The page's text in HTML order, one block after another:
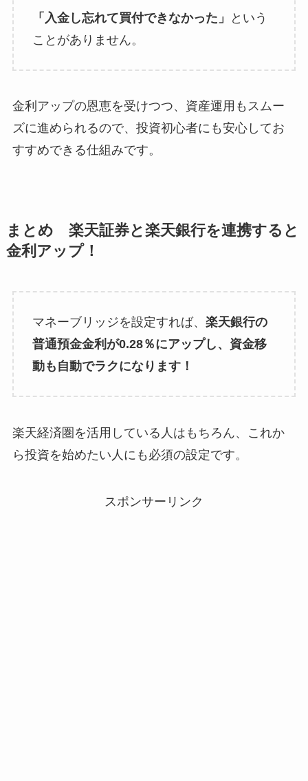
「入金し忘れて買付できなかった」
という
ことがありません。
金利アップの恩恵を受けつつ、資産運用もスムー
ズに進められるので、投資初心者にも安心してお
すすめできる仕組みです。
まとめ 楽天証券と楽天銀行を連携すると
金利アップ！
マネーブリッジを設定すれば、 楽天銀行の
普通預金金利が0.28％にアップし、資金移
動も自動でラクになります！
楽天経済圏を活用している人はもちろん、これか
ら投資を始めたい人にも必須の設定です。
スポンサーリンク